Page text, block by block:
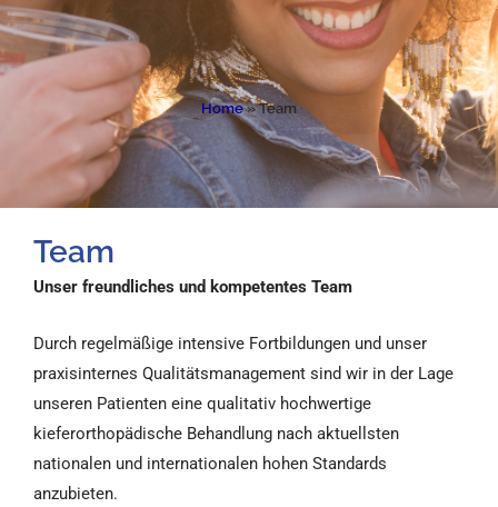
Home»Team
Team
Unser freundliches und kompetentes Team
Durch regelmäßige intensive Fortbildungen und unser
praxisinternes Qualitätsmanagement sind wir in der Lage
unseren Patienten eine qualitativ hochwertige
kieferorthopädische Behandlung nach aktuellsten
nationalen und internationalen hohen Standards
anzubieten.